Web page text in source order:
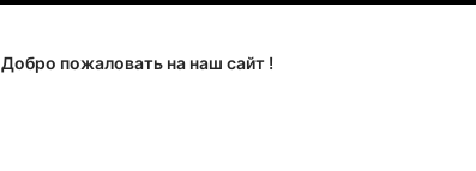
Добро пожаловать на наш сайт !